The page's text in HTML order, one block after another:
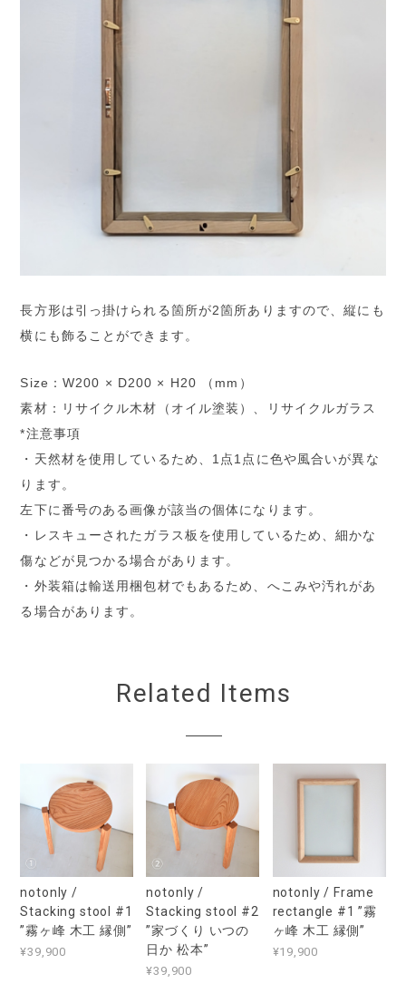
長方形は引っ掛けられる箇所が2箇所ありますので、縦にも
横にも飾ることができます。
Size：W200 × D200 × H20 （mm）
素材：リサイクル木材（オイル塗装）、リサイクルガラス
*注意事項
・天然材を使用しているため、1点1点に色や風合いが異な
ります。
左下に番号のある画像が該当の個体になります。
・レスキューされたガラス板を使用しているため、細かな
傷などが見つかる場合があります。
・外装箱は輸送用梱包材でもあるため、へこみや汚れがあ
る場合があります。
Related Items
notonly /
Stacking stool #1
”霧ヶ峰 木工 縁側”
¥39,900
notonly /
Stacking stool #2
”家づくり いつの
日か 松本”
¥39,900
notonly / Frame
rectangle #1 ”霧
ヶ峰 木工 縁側”
¥19,900